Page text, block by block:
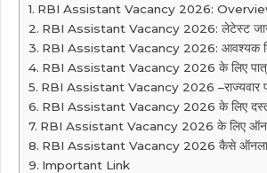
RBI Assistant Vacancy 2026:
RBI Assistant Vacancy 2026: लेटेस्ट
RBI Assistant Vacancy 2026: आवश्यक
RBI Assistant Vacancy 2026 के लिए
RBI Assistant Vacancy 2026 –राज्यवार
RBI Assistant Vacancy 2026 के लिए
RBI Assistant Vacancy 2026 के लिए
RBI Assistant Vacancy 2026 कैसे
Important Link